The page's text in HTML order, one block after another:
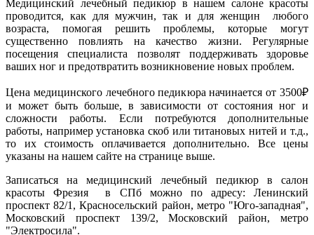
Медицинский лечебный педикюр в нашем салоне красоты
проводится, как для мужчин, так и для женщин любого
возраста, помогая решить проблемы, которые могут
существенно повлиять на качество жизни. Регулярные
посещения специалиста позволят поддерживать здоровье
ваших ног и предотвратить возникновение новых проблем.
Цена медицинского лечебного педикюра начинается от 3500₽
и может быть больше, в зависимости от состояния ног и
сложности работы. Если потребуются дополнительные
работы, например установка скоб или титановых нитей и т.д.,
то их стоимость оплачивается дополнительно. Все цены
указаны на нашем сайте на странице выше.
Записаться на медицинский лечебный педикюр в салон
красоты Фрезия в СПб можно по адресу: Ленинский
проспект 82/1, Красносельский район, метро "Юго-западная",
Московский проспект 139/2, Московский район, метро
"Электросила".